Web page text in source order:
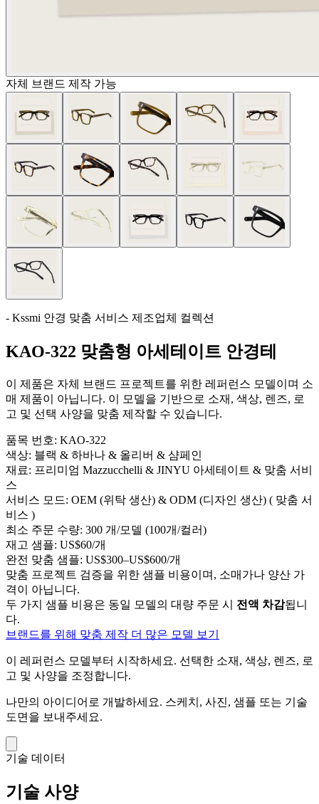
자체 브랜드 제작 가능
- Kssmi 안경 맞춤 서비스 제조업체 컬렉션
KAO-322 맞춤형 아세테이트 안경테
이 제품은 자체 브랜드 프로젝트를 위한 레퍼런스 모델이며 소
매 제품이 아닙니다. 이 모델을 기반으로 소재, 색상, 렌즈, 로
고 및 선택 사양을 맞춤 제작할 수 있습니다.
품목 번호: KAO-322
색상: 블랙 & 하바나 & 올리버 & 샴페인
재료: 프리미엄 Mazzucchelli & JINYU 아세테이트 & 맞춤 서비
스
서비스 모드: OEM (위탁 생산) & ODM (디자인 생산) ( 맞춤 서
비스 )
최소 주문 수량: 300 개/모델 (100개/컬러)
재고 샘플: US$60/개
완전 맞춤 샘플: US$300–US$600/개
맞춤 프로젝트 검증을 위한 샘플 비용이며, 소매가나 양산 가
격이 아닙니다.
두 가지 샘플 비용은 동일 모델의 대량 주문 시 전액 차감됩니
다.
브랜드를 위해 맞춤 제작 더 많은 모델 보기
이 레퍼런스 모델부터 시작하세요. 선택한 소재, 색상, 렌즈, 로
고 및 사양을 조정합니다.
나만의 아이디어로 개발하세요. 스케치, 사진, 샘플 또는 기술
도면을 보내주세요.
기술 데이터
기술 사양